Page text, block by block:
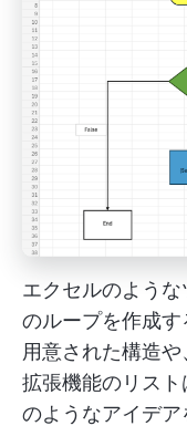
エクセルのよう
のループを作成
用意された構造
拡張機能のリスト
のようなアイデ